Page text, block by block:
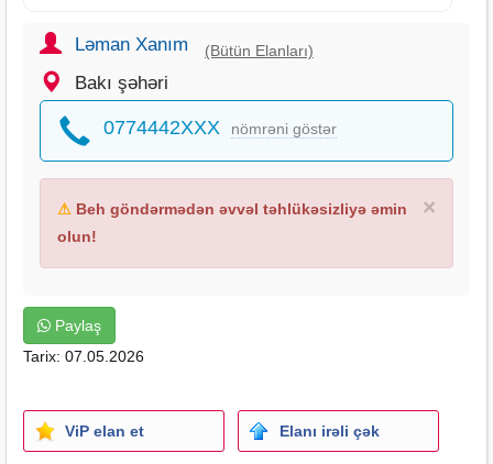
Ləman Xanım (Bütün Elanları)
Bakı şəhəri
0774442XXX nömrəni göstər
×
⚠ Beh göndərmədən əvvəl təhlükəsizliyə əmin
olun!
Paylaş
Tarix: 07.05.2026
ViP elan et Elanı irəli çək